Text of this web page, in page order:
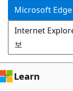
건
너
뛰
기
Microsoft Edge
Internet
보
Learn